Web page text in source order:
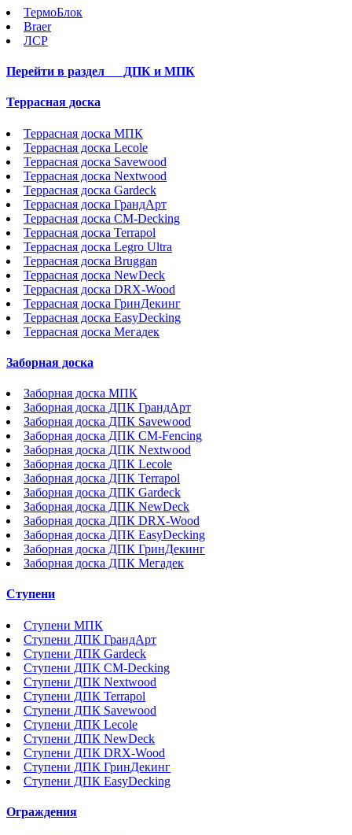
ТермоБлок
Braer
ЛСР
Перейти в раздел ДПК и МПК
Террасная доска
Террасная доска МПК
Террасная доска Lecole
Террасная доска Savewood
Террасная доска Nextwood
Террасная доска Gardeck
Террасная доска ГрандАрт
Террасная доска CM-Decking
Террасная доска Terrapol
Террасная доска Legro Ultra
Террасная доска Bruggan
Террасная доска NewDeck
Террасная доска DRX-Wood
Террасная доска ГринДекинг
Террасная доска EasyDecking
Террасная доска Мегадек
Заборная доска
Заборная доска МПК
Заборная доска ДПК ГрандАрт
Заборная доска ДПК Savewood
Заборная доска ДПК CM-Fencing
Заборная доска ДПК Nextwood
Заборная доска ДПК Lecole
Заборная доска ДПК Terrapol
Заборная доска ДПК Gardeck
Заборная доска ДПК NewDeck
Заборная доска ДПК DRX-Wood
Заборная доска ДПК EasyDecking
Заборная доска ДПК ГринДекинг
Заборная доска ДПК Мегадек
Ступени
Ступени МПК
Ступени ДПК ГрандАрт
Ступени ДПК Gardeck
Ступени ДПК CM-Decking
Ступени ДПК Nextwood
Ступени ДПК Terrapol
Ступени ДПК Savewood
Ступени ДПК Lecole
Ступени ДПК NewDeck
Ступени ДПК DRX-Wood
Ступени ДПК ГринДекинг
Ступени ДПК EasyDecking
Ограждения